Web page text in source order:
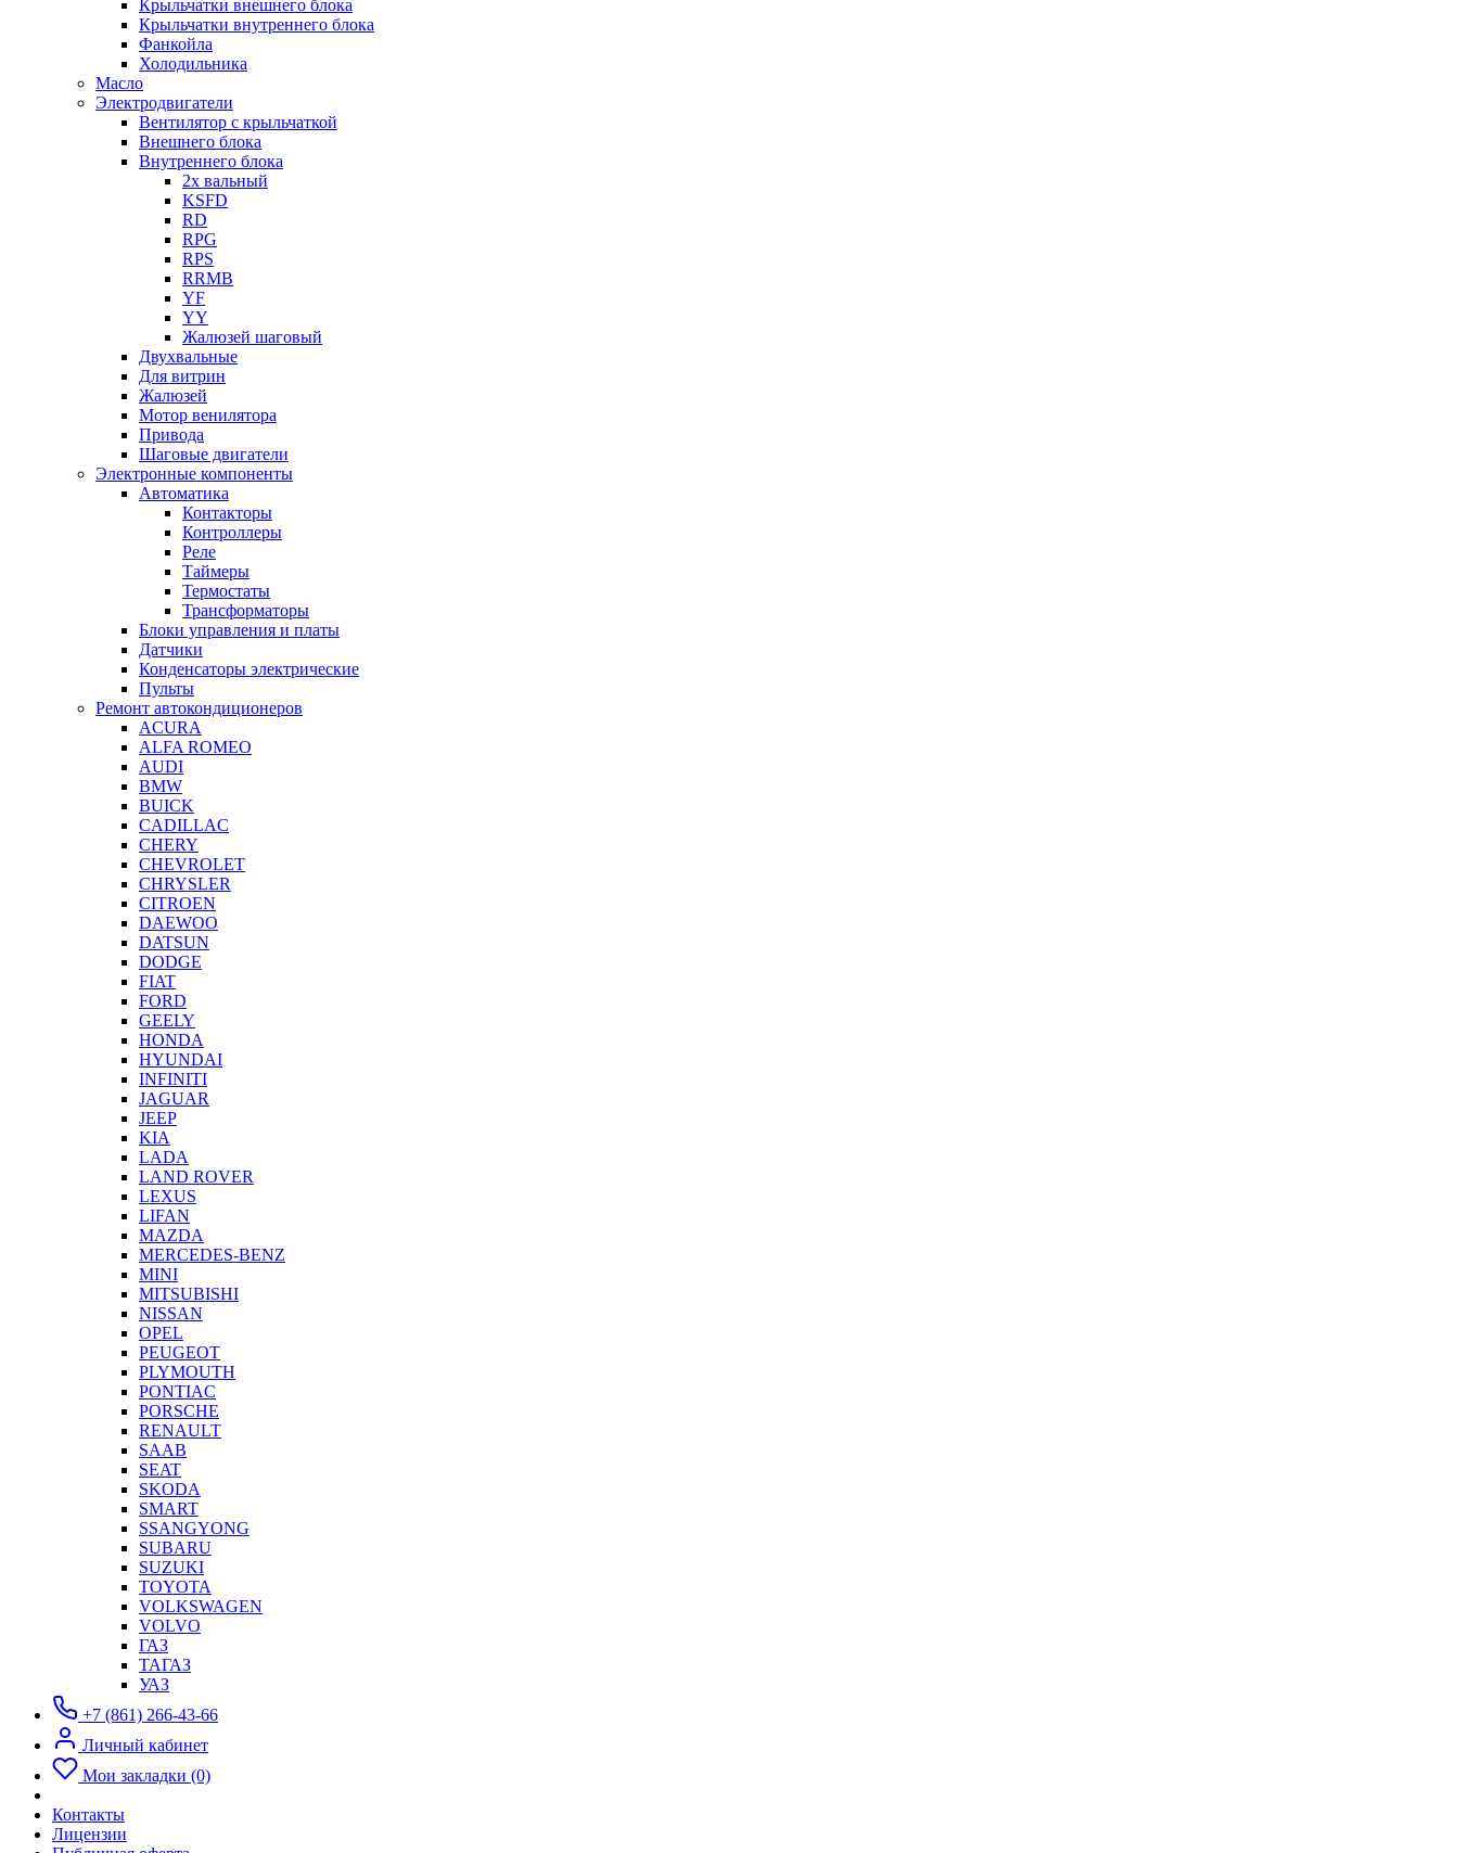
Крыльчатки внешнего блока
Крыльчатки внутреннего блока
Фанкойла
Холодильника
Масло
Электродвигатели
Вентилятор с крыльчаткой
Внешнего блока
Внутреннего блока
2х вальный
KSFD
RD
RPG
RPS
RRMB
YF
YY
Жалюзей шаговый
Двухвальные
Для витрин
Жалюзей
Мотор венилятора
Привода
Шаговые двигатели
Электронные компоненты
Автоматика
Контакторы
Контроллеры
Реле
Таймеры
Термостаты
Трансформаторы
Блоки управления и платы
Датчики
Конденсаторы электрические
Пульты
Ремонт автокондиционеров
ACURA
ALFA ROMEO
AUDI
BMW
BUICK
CADILLAC
CHERY
CHEVROLET
CHRYSLER
CITROEN
DAEWOO
DATSUN
DODGE
FIAT
FORD
GEELY
HONDA
HYUNDAI
INFINITI
JAGUAR
JEEP
KIA
LADA
LAND ROVER
LEXUS
LIFAN
MAZDA
MERCEDES-BENZ
MINI
MITSUBISHI
NISSAN
OPEL
PEUGEOT
PLYMOUTH
PONTIAC
PORSCHE
RENAULT
SAAB
SEAT
SKODA
SMART
SSANGYONG
SUBARU
SUZUKI
TOYOTA
VOLKSWAGEN
VOLVO
ГАЗ
ТАГАЗ
УАЗ
+7 (861) 266-43-66
Личный кабинет
Мои закладки (0)
Контакты
Лицензии